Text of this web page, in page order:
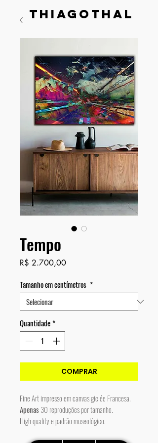
thiagothal
Tempo
R$ 2.700,00Preço
Tamanho em centímetros *
Quantidade *
COMPRAR
Fine Art impresso em canvas giclée Francesa.
Apenas30 reproduções por tamanho.
High quality e padrão museológico.